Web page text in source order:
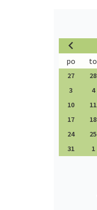
po
to
27 28
3
4
10
11
17
18
24
25
31
1